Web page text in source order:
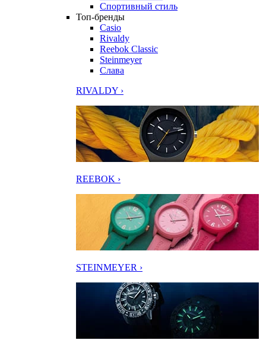
Спортивный стиль
Топ-бренды
Casio
Rivaldy
Reebok Classic
Steinmeyer
Слава
RIVALDY ›
REEBOK ›
STEINMEYER ›